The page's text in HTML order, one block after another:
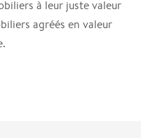
à leur juste valeur
agréés en valeur